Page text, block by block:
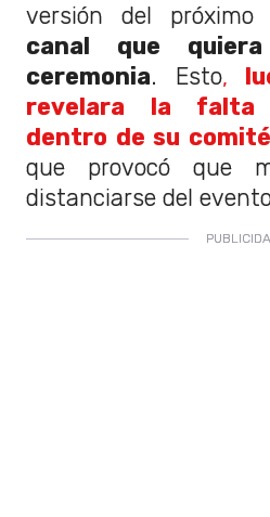
versión del próximo
canal que
ceremonia. Esto,
revelara la falta
dentro de su
que provocó que
distanciarse del